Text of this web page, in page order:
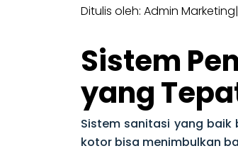
Ditulis oleh: Admin Marketing|
Sistem
yang
Sistem sanitasi yang
kotor bisa menimbulkan